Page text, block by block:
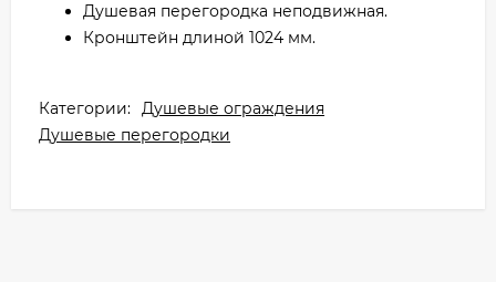
Душевая перегородка неподвижная.
Кронштейн длиной 1024 мм.
Категории: Душевые ограждения
Душевые перегородки